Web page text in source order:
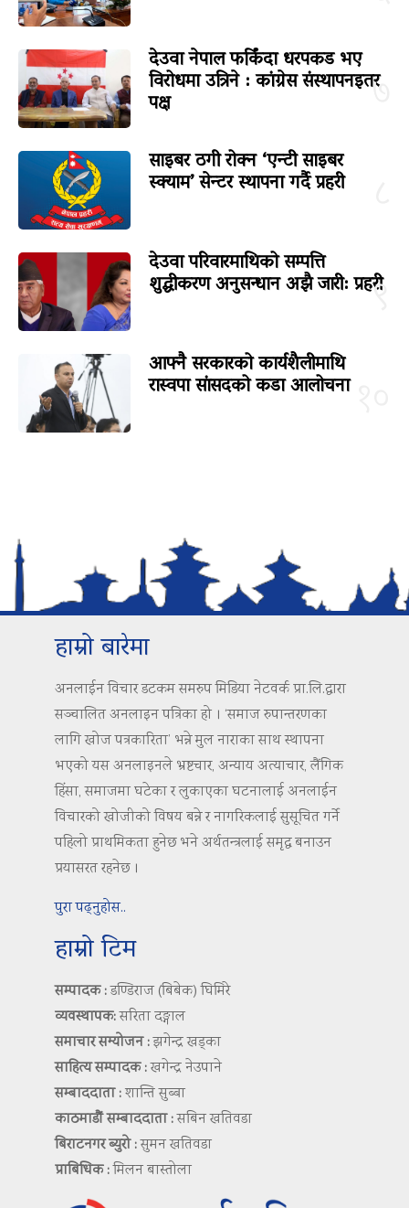
७
देउवा नेपाल फर्किंदा धरपकड भए
विरोधमा उत्रिने : कांग्रेस संस्थापनइतर
पक्ष
साइबर ठगी रोक्न ‘एन्टी साइबर
स्क्याम’ सेन्टर स्थापना गर्दै प्रहरी
९
देउवा परिवारमाथिको सम्पत्ति
शुद्धीकरण अनुसन्धान अझै जारी: प्रहरी
आफ्नै सरकारको कार्यशैलीमाथि
रास्वपा सांसदको कडा आलोचना
हाम्रो बारेमा
अनलाईन विचार डटकम समरुप मिडिया नेटवर्क प्रा.लि.द्वारा
सञ्चालित अनलाइन पत्रिका हो । ‘समाज रुपान्तरणका
लागि खोज पत्रकारिता’ भन्ने मुल नाराका साथ स्थापना
भएको यस अनलाइनले भ्रष्टचार, अन्याय अत्याचार, लैंगिक
हिंसा, समाजमा घटेका र लुकाएका घटनालाई अनलाईन
विचारको खोजीको विषय बन्ने र नागरिकलाई सुसूचित गर्ने
पहिलो प्राथमिकता हुनेछ भने अर्थतन्त्रलाई समृद्ध बनाउन
प्रयासरत रहनेछ ।
पुरा पढ्नुहोस..
हाम्रो टिम
सम्पादक :डण्डिराज (बिबेक) घिमिरे
व्यवस्थापक:सरिता दङ्गाल
समाचार सम्योजन :झगेन्द्र खड्का
साहित्य सम्पादक :खगेन्द्र नेउपाने
सम्बाददाता :शान्ति सुब्बा
काठमाडौं सम्बाददाता :सबिन खतिवडा
बिराटनगर ब्युरो :सुमन खतिवडा
प्राबिधिक :मिलन बास्तोला